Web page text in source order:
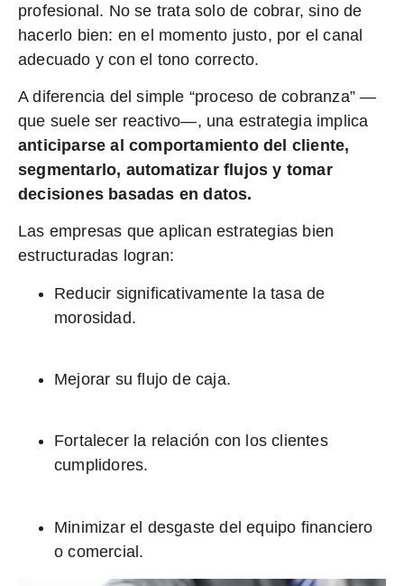
profesional. No se trata solo de cobrar, sino de
hacerlo bien: en el momento justo, por el canal
adecuado y con el tono correcto.
A diferencia del simple “proceso de cobranza” —
que suele ser reactivo—, una estrategia implica
anticiparse al comportamiento del cliente,
segmentarlo, automatizar flujos y tomar
decisiones basadas en datos.
Las empresas que aplican estrategias bien
estructuradas logran:
Reducir significativamente la tasa de
morosidad.
Mejorar su flujo de caja.
Fortalecer la relación con los clientes
cumplidores.
Minimizar el desgaste del equipo financiero
o comercial.